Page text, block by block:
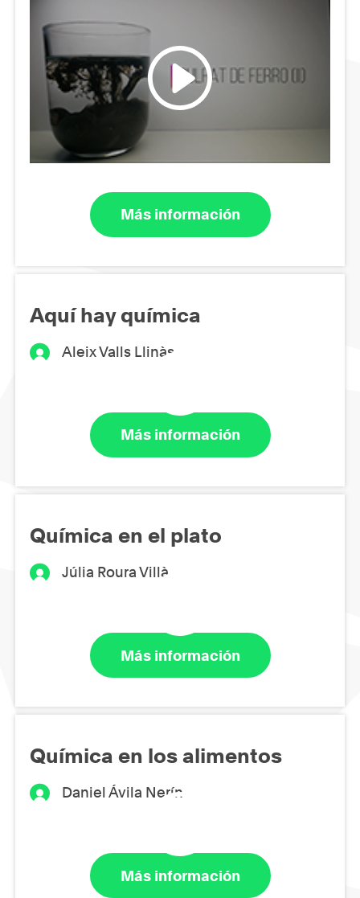
Más información
Aquí hay química
Aleix Valls Llinàs
Más información
Química en el plato
Júlia Roura Villà
Más información
Química en los alimentos
Daniel Ávila Nerín
Más información